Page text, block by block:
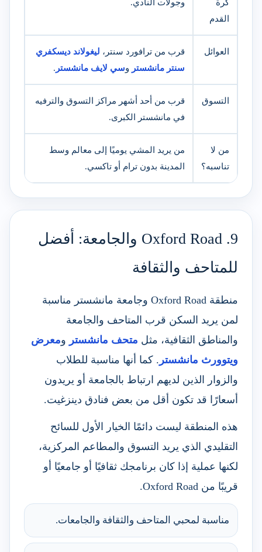
كرة
القدم
وجولات النادي.
العوائل قرب من ترافورد سنتر، ليغولاند ديسكفري
سنتر مانشستر وسي لايف مانشستر .
التسوق
قرب من أحد أشهر مراكز التسوق والترفيه
في مانشستر الكبرى.
من لا
تناسبه؟
من يريد المشي يوميًا إلى معالم وسط
المدينة بدون ترام أو تاكسي.
9. Oxford Road والجامعة: أفضل
للمتاحف والثقافة
منطقة Oxford Road وجامعة مانشستر مناسبة
لمن يريد السكن قرب المتاحف والجامعة
والمناطق الثقافية، مثل متحف مانشستر ومعرض
ويتوورث مانشستر . كما أنها مناسبة للطلاب
والزوار الذين لديهم ارتباط بالجامعة أو يريدون
أسعارًا قد تكون أقل من بعض فنادق دينزغيت.
هذه المنطقة ليست دائمًا الخيار الأول للسائح
التقليدي الذي يريد التسوق والمطاعم المركزية،
لكنها عملية إذا كان برنامجك ثقافيًا أو جامعيًا أو
قريبًا من Oxford Road.
مناسبة لمحبي المتاحف والثقافة والجامعات.